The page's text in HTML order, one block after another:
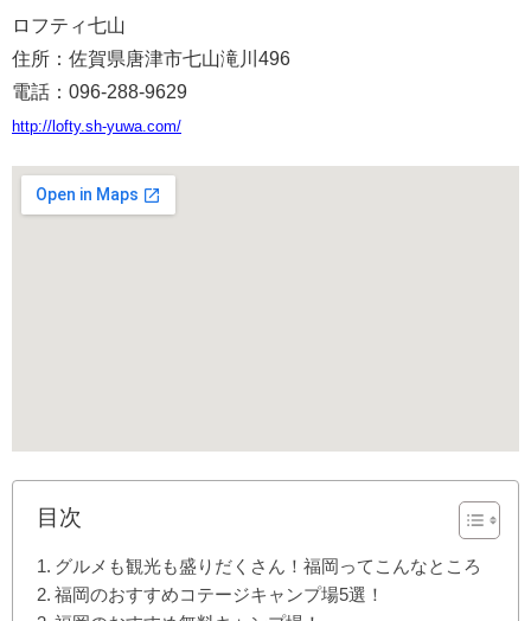
ロフティ七山
住所：佐賀県唐津市七山滝川496
電話：096-288-9629
http://lofty.sh-yuwa.com/
目次
グルメも観光も盛りだくさん！福岡ってこんなところ
福岡のおすすめコテージキャンプ場5選！